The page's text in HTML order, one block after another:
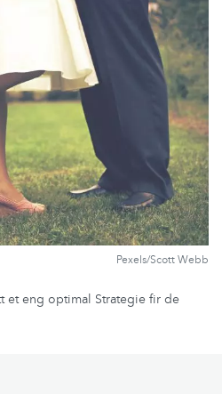
Pexels/Scott Webb
et eng optimal Strategie fir de